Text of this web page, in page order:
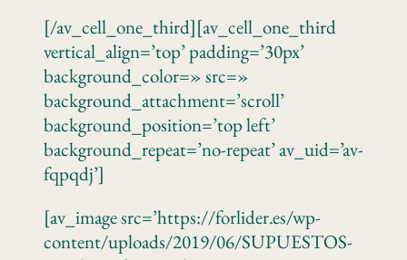
[/av_cell_one_third][av_cell_one_third
vertical_align=’top’ padding=’30px’
background_color=» src=»
background_attachment=’scroll’
background_position=’top left’
background_repeat=’no-repeat’ av_uid=’av-
fqpqdj’]
[av_image src=’https://forlider.es/wp-
content/uploads/2019/06/SUPUESTOS-